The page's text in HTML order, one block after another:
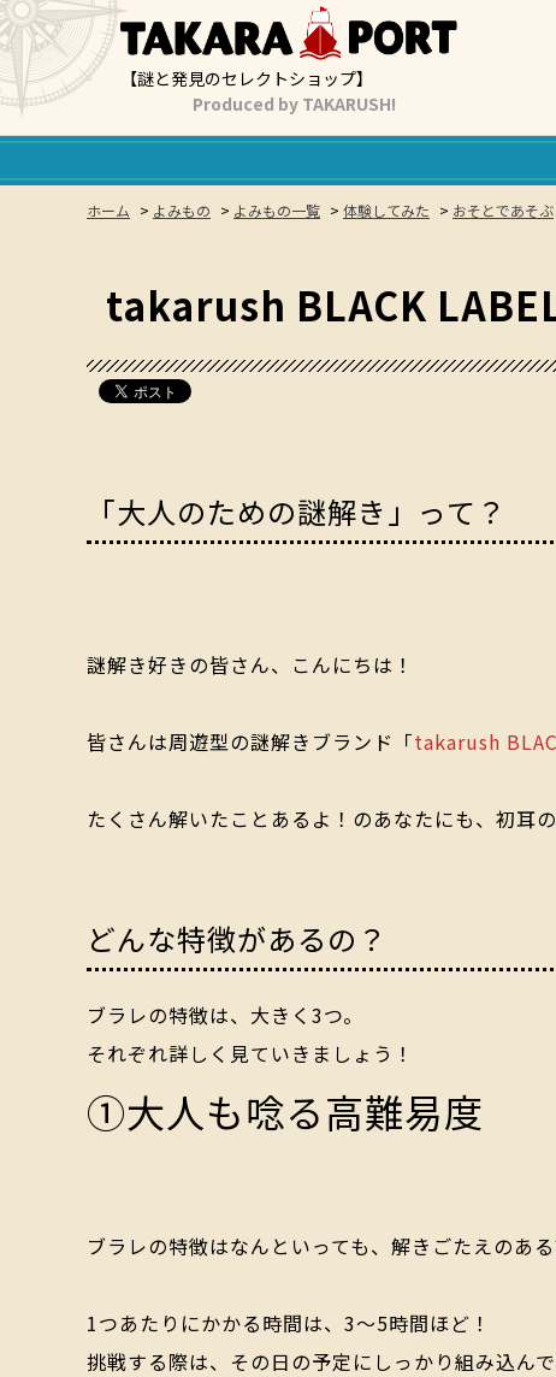
【謎と発見のセレクトショップ】
Produced by TAKARUSH!
ホーム > よみもの > よみもの一覧 > 体験してみた > おそとであそぶ
takarush BLACK
「大人のための謎解き」って？
謎解き好きの皆さん、こんにちは！
皆さんは周遊型の謎解きブランド「takarush
たくさん解いたことあるよ！のあなたにも、初耳
どんな特徴があるの？
ブラレの特徴は、大きく3つ。
それぞれ詳しく見ていきましょう！
①大人も唸る高難易度
ブラレの特徴はなんといっても、解きごたえのある
1つあたりにかかる時間は、 3～5時間ほど！
挑戦する際は、その日の予定にしっかり組み込ん